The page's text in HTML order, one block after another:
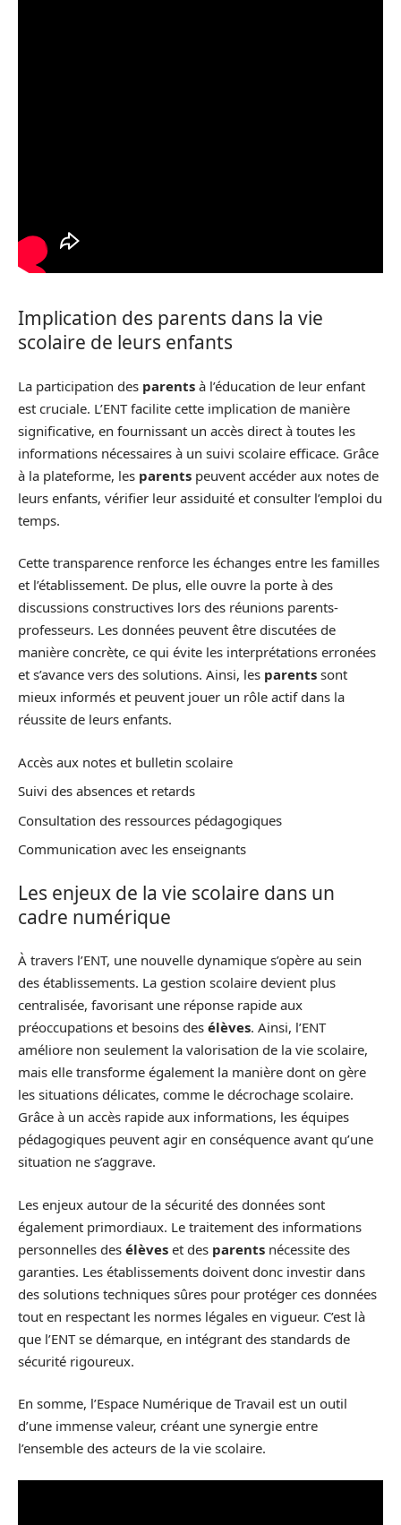
Implication des parents dans la vie
scolaire de leurs enfants
La participation des parents à l’éducation de leur enfant
est cruciale. L’ENT facilite cette implication de manière
significative, en fournissant un accès direct à toutes les
informations nécessaires à un suivi scolaire efficace. Grâce
à la plateforme, les parents peuvent accéder aux notes de
leurs enfants, vérifier leur assiduité et consulter l’emploi du
temps.
Cette transparence renforce les échanges entre les familles
et l’établissement. De plus, elle ouvre la porte à des
discussions constructives lors des réunions parents-
professeurs. Les données peuvent être discutées de
manière concrète, ce qui évite les interprétations erronées
et s’avance vers des solutions. Ainsi, les parents sont
mieux informés et peuvent jouer un rôle actif dans la
réussite de leurs enfants.
Accès aux notes et bulletin scolaire
Suivi des absences et retards
Consultation des ressources pédagogiques
Communication avec les enseignants
Les enjeux de la vie scolaire dans un
cadre numérique
À travers l’ENT, une nouvelle dynamique s’opère au sein
des établissements. La gestion scolaire devient plus
centralisée, favorisant une réponse rapide aux
préoccupations et besoins des élèves. Ainsi, l’ENT
améliore non seulement la valorisation de la vie scolaire,
mais elle transforme également la manière dont on gère
les situations délicates, comme le décrochage scolaire.
Grâce à un accès rapide aux informations, les équipes
pédagogiques peuvent agir en conséquence avant qu’une
situation ne s’aggrave.
Les enjeux autour de la sécurité des données sont
également primordiaux. Le traitement des informations
personnelles des élèves et des parents nécessite des
garanties. Les établissements doivent donc investir dans
des solutions techniques sûres pour protéger ces données
tout en respectant les normes légales en vigueur. C’est là
que l’ENT se démarque, en intégrant des standards de
sécurité rigoureux.
En somme, l’Espace Numérique de Travail est un outil
d’une immense valeur, créant une synergie entre
l’ensemble des acteurs de la vie scolaire.